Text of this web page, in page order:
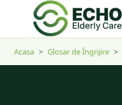
Acasa > Glosar de Îngrijire >